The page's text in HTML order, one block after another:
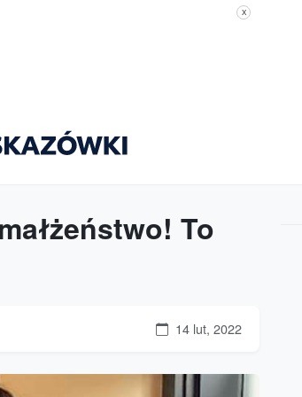
X
To
14 lut, 2022